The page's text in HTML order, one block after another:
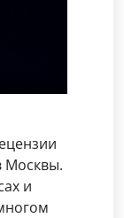
Москвы.
и